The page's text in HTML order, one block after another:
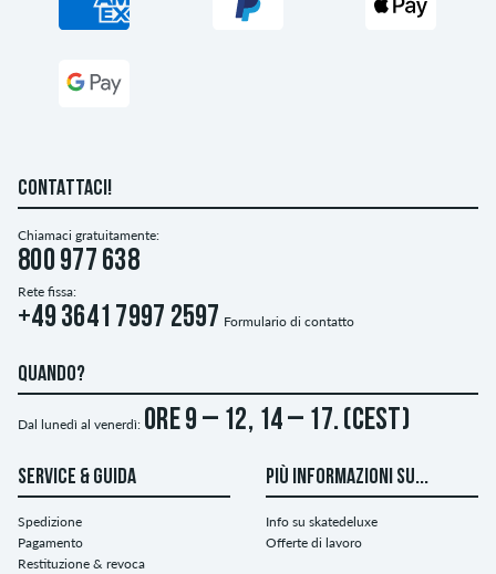
CONTATTACI!
Chiamaci gratuitamente:
800 977 638
Rete fissa:
+49 3641 7997 2597 Formulario di contatto
QUANDO?
Dal lunedì al venerdì: ore 9 – 12, 14 – 17. (CEST)
SERVICE & GUIDA
Spedizione
Pagamento
Restituzione & revoca
PIÙ INFORMAZIONI SU...
Info su skatedeluxe
Offerte di lavoro